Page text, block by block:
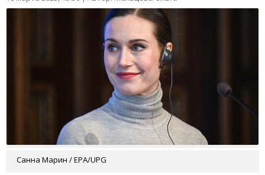
Санна Марин / ЕРА/UPG